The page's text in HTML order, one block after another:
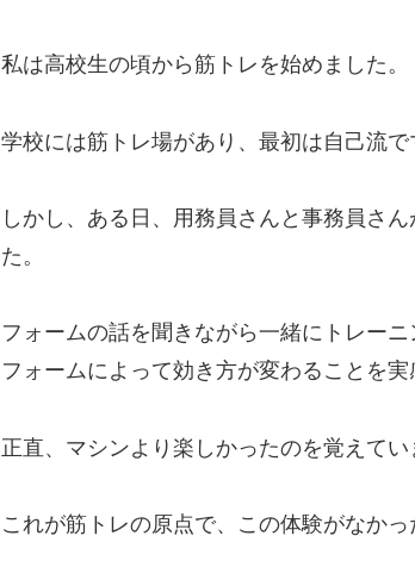
私は高校生の頃から筋トレを始めました。
学校には筋トレ場があり、最初は自己流
しかし、ある日、用務員さんと事務員さ
た。
フォームの話を聞きながら一緒にトレー
フォームによって効き方が変わることを実
正直、マシンより楽しかったのを覚えてい
これが筋トレの原点で、この体験がなか